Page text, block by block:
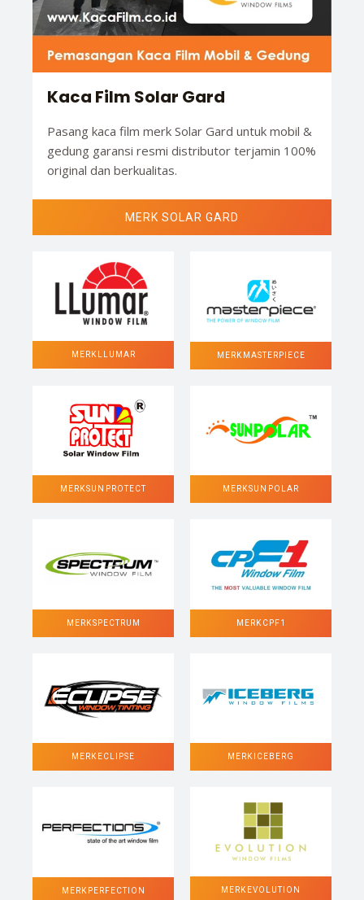
Kaca Film Solar Gard
Pasang kaca film merk Solar Gard untuk mobil &
gedung garansi resmi distributor terjamin 100%
original dan berkualitas.
MERK SOLAR GARD
MERK LLUMAR MERK MASTERPIECE
MERK SUN PROTECT MERK SUN POLAR
MERK SPECTRUM MERK CPF1
MERK ECLIPSE MERK ICEBERG
MERK PERFECTION MERK EVOLUTION